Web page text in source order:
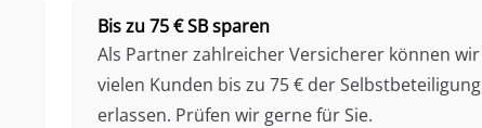
Bis zu 75 € SB sparen
Als Partner zahlreicher Versicherer können wir
vielen Kunden bis zu 75 € der Selbstbeteiligung
erlassen. Prüfen wir gerne für Sie.